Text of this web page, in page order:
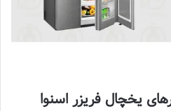
یخچال فریزر اسنوا